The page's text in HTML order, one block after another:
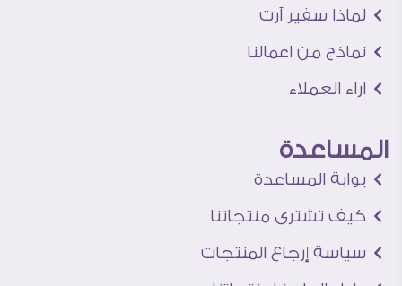
لماذا سفير آرت
نماذج من اعمالنا
اراء العملاء
المساعدة
بوابة المساعدة
كيف تشترى منتجاتنا
سياسة إرجاع المنتجات